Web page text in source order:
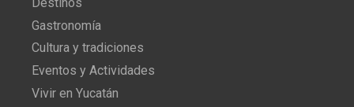
Gastronomía
Cultura y tradiciones
Eventos y Actividades
Vivir en Yucatán